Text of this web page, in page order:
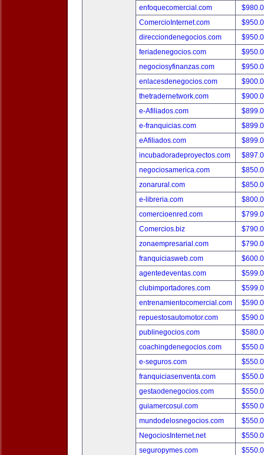
enfoquecomercial.com
ComercioInternet.com
direcciondenegocios.com
feriadenegocios.com
negociosyfinanzas.com
enlacesdenegocios.com
thetradernetwork.com
e-Afiliados.com
e-franquicias.com
eAfiliados.com
incubadoradeproyectos.com
negociosamerica.com
zonarural.com
e-libreria.com
comercioenred.com
Comercios.biz
zonaempresarial.com
franquiciasweb.com
agentedeventas.com
clubimportadores.com
entrenamientocomercial.com
repuestosautomotor.com
publinegocios.com
coachingdenegocios.com
e-seguros.com
franquiciasenventa.com
gestaodenegocios.com
guiamercosul.com
mundodelosnegocios.com
NegociosInternet.net
seguropymes.com